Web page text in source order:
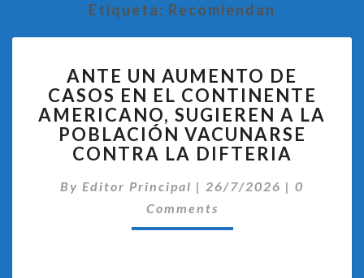
Etiqueta: Recomiendan
UN
AUMENTO
DE
CASOS
EN
EL
CONTINENTE
AMERICANO,
ANTE UN AUMENTO DE
CASOS EN EL CONTINENTE
AMERICANO, SUGIEREN A LA
POBLACIÓN VACUNARSE
CONTRA LA DIFTERIA
By Editor Principal | 26/7/2026 | 0
Comments